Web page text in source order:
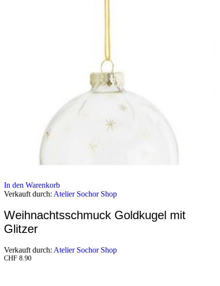
In den Warenkorb
Verkauft durch: Atelier Sochor Shop
Weihnachtsschmuck Goldkugel mit
Glitzer
Verkauft durch: Atelier Sochor Shop
CHF 8.90